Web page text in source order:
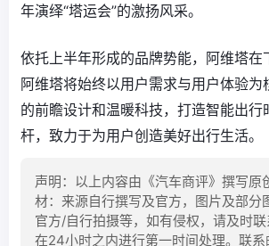
年演绎“塔运会”的激扬风采。
依托上半年形成的品牌势能，阿维塔在
阿维塔将始终以用户需求与用户体验为
的前瞻设计和温暖科技，打造智能出行
杆，致力于为用户创造美好出行生活。
声明：以上内容由《汽车商评》撰写原
材：来源自行撰写及官方，图片及部分
官方/自行拍摄等，如有侵权，请及时
在24小时之内进行第一时间处理。联系